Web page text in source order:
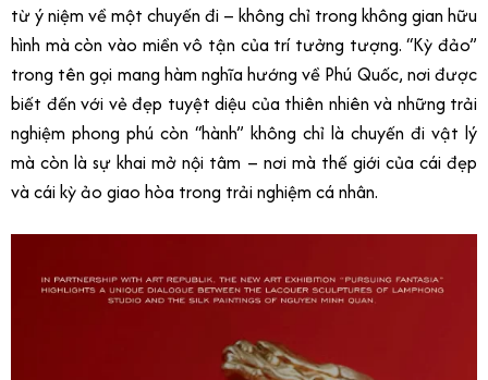
từ ý niệm về một chuyến đi – không chỉ trong không gian hữu
hình mà còn vào miền vô tận của trí tưởng tượng. “Kỳ đảo”
trong tên gọi mang hàm nghĩa hướng về Phú Quốc, nơi được
biết đến với vẻ đẹp tuyệt diệu của thiên nhiên và những trải
nghiệm phong phú còn “hành” không chỉ là chuyến đi vật lý
mà còn là sự khai mở nội tâm – nơi mà thế giới của cái đẹp
và cái kỳ ảo giao hòa trong trải nghiệm cá nhân.